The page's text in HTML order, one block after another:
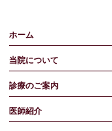
ホーム
当院について
診療のご案内
医師紹介